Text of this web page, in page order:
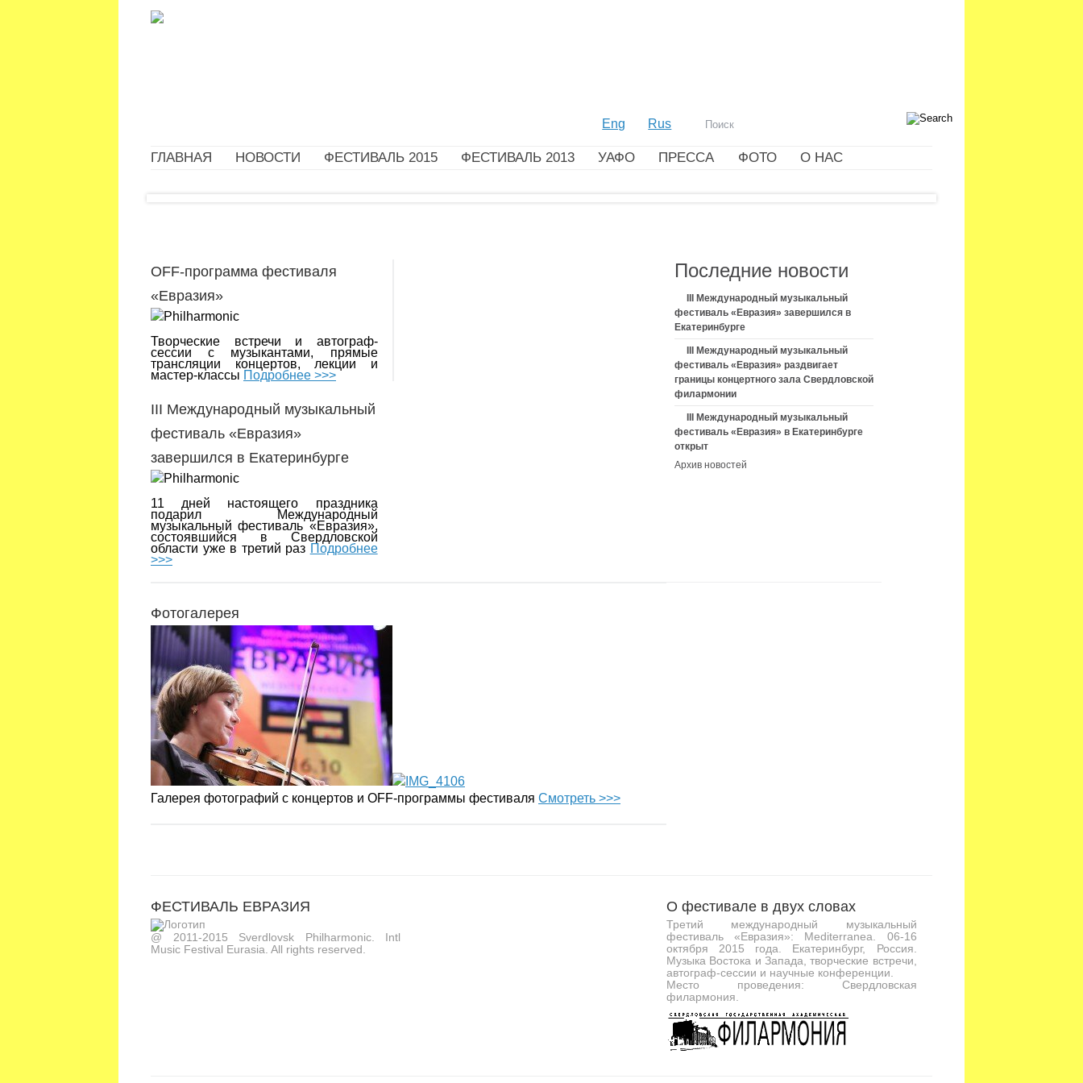
Eng Rus
ГЛАВНАЯ НОВОСТИ ФЕСТИВАЛЬ 2015 ФЕСТИВАЛЬ 2013 УАФО ПРЕССА ФОТО О НАС
OFF-программа фестиваля
«Евразия»
Творческие встречи и автограф-
сессии с музыкантами, прямые
трансляции концертов, лекции и
мастер-классы Подробнее >>>
III Международный музыкальный
фестиваль «Евразия»
завершился в Екатеринбурге
11 дней настоящего праздника
подарил Международный
музыкальный фестиваль «Евразия»,
состоявшийся в Свердловской
области уже в третий раз Подробнее
>>>
Фотогалерея
Галерея фотографий с концертов и OFF-программы фестиваля Смотреть >>>
Последние новости
III Международный музыкальный
фестиваль «Евразия» завершился в
Екатеринбурге
III Международный музыкальный
фестиваль «Евразия» раздвигает
границы концертного зала Свердловской
филармонии
III Международный музыкальный
фестиваль «Евразия» в Екатеринбурге
открыт
Архив новостей
ФЕСТИВАЛЬ ЕВРАЗИЯ
@ 2011-2015 Sverdlovsk Philharmonic. Intl
Music Festival Eurasia. All rights reserved.
О фестивале в двух словах
Третий международный музыкальный
фестиваль «Евразия»: Mediterranea. 06-16
октября 2015 года. Екатеринбург, Россия.
Музыка Востока и Запада, творческие встречи,
автограф-сессии и научные конференции.
Место проведения: Свердловская
филармония.